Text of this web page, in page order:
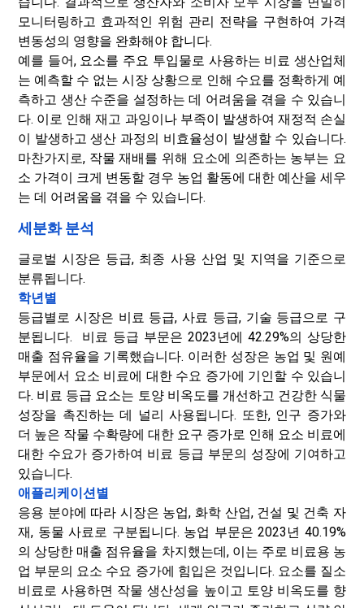
모니터링하고 효과적인 위험 관리 전략을 구현하여 가격
변동성의 영향을 완화해야 합니다.
예를 들어, 요소를 주요 투입물로 사용하는 비료 생산업체
는 예측할 수 없는 시장 상황으로 인해 수요를 정확하게 예
측하고 생산 수준을 설정하는 데 어려움을 겪을 수 있습니
다. 이로 인해 재고 과잉이나 부족이 발생하여 재정적 손실
이 발생하고 생산 과정의 비효율성이 발생할 수 있습니다.
마찬가지로, 작물 재배를 위해 요소에 의존하는 농부는 요
소 가격이 크게 변동할 경우 농업 활동에 대한 예산을 세우
는 데 어려움을 겪을 수 있습니다.
세분화 분석
글로벌 시장은 등급, 최종 사용 산업 및 지역을 기준으로
분류됩니다.
학년별
등급별로 시장은 비료 등급, 사료 등급, 기술 등급으로 구
분됩니다. 비료 등급 부문은 2023년에 42.29%의 상당한
매출 점유율을 기록했습니다. 이러한 성장은 농업 및 원예
부문에서 요소 비료에 대한 수요 증가에 기인할 수 있습니
다. 비료 등급 요소는 토양 비옥도를 개선하고 건강한 식물
성장을 촉진하는 데 널리 사용됩니다. 또한, 인구 증가와
더 높은 작물 수확량에 대한 요구 증가로 인해 요소 비료에
대한 수요가 증가하여 비료 등급 부문의 성장에 기여하고
있습니다.
애플리케이션별
응용 분야에 따라 시장은 농업, 화학 산업, 건설 및 건축 자
재, 동물 사료로 구분됩니다. 농업 부문은 2023년 40.19%
의 상당한 매출 점유율을 차지했는데, 이는 주로 비료용 농
업 부문의 요소 수요 증가에 힘입은 것입니다. 요소를 질소
비료로 사용하면 작물 생산성을 높이고 토양 비옥도를 향